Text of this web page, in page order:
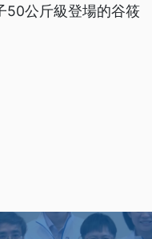
50公斤級登場的谷筱